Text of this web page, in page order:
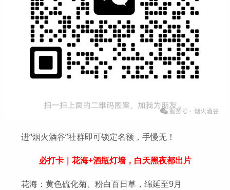
进“烟火酒谷”社群即可锁定名额，手慢无！
必打卡｜花海+酒瓶灯墙，白天黑夜都出片
花海：黄色硫化菊、粉白百日草，绵延至9月